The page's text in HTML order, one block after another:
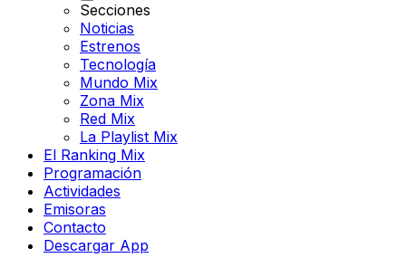
Secciones
Noticias
Estrenos
Tecnología
Mundo Mix
Zona Mix
Red Mix
La Playlist Mix
El Ranking Mix
Programación
Actividades
Emisoras
Contacto
Descargar App